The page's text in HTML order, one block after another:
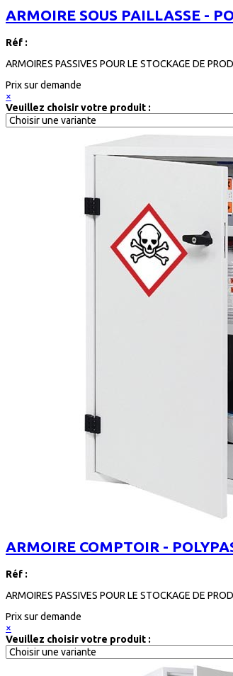
ARMOIRE SOUS PAILLASSE -
Réf :
ARMOIRES PASSIVES POUR LE STOCKAGE DE
Prix sur demande
×
Veuillez choisir votre produit :
ARMOIRE COMPTOIR -
Réf :
ARMOIRES PASSIVES POUR LE STOCKAGE DE
Prix sur demande
×
Veuillez choisir votre produit :